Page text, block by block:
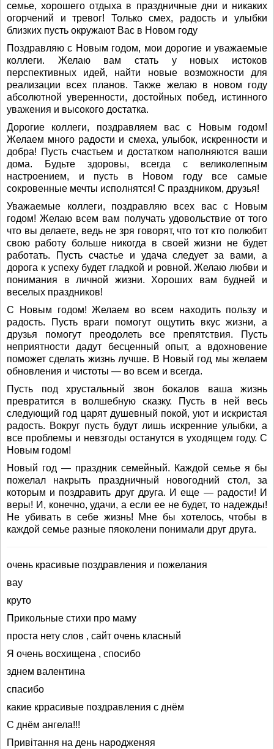
семье, хорошего отдыха в праздничные дни и никаких
огорчений и тревог! Только смех, радость и улыбки
близких пусть окружают Вас в Новом году
Поздравляю с Новым годом, мои дорогие и уважаемые
коллеги. Желаю вам стать у новых истоков
перспективных идей, найти новые возможности для
реализации всех планов. Также желаю в новом году
абсолютной уверенности, достойных побед, истинного
уважения и высокого достатка.
Дорогие коллеги, поздравляем вас с Новым годом!
Желаем много радости и смеха, улыбок, искренности и
добра! Пусть счастьем и достатком наполняются ваши
дома. Будьте здоровы, всегда с великолепным
настроением, и пусть в Новом году все самые
сокровенные мечты исполнятся! С праздником, друзья!
Уважаемые коллеги, поздравляю всех вас с Новым
годом! Желаю всем вам получать удовольствие от того
что вы делаете, ведь не зря говорят, что тот кто полюбит
свою работу больше никогда в своей жизни не будет
работать. Пусть счастье и удача следует за вами, а
дорога к успеху будет гладкой и ровной. Желаю любви и
понимания в личной жизни. Хороших вам будней и
веселых праздников!
С Новым годом! Желаем во всем находить пользу и
радость. Пусть враги помогут ощутить вкус жизни, а
друзья помогут преодолеть все препятствия. Пусть
неприятности дадут бесценный опыт, а вдохновение
поможет сделать жизнь лучше. В Новый год мы желаем
обновления и чистоты — во всем и всегда.
Пусть под хрустальный звон бокалов ваша жизнь
превратится в волшебную сказку. Пусть в ней весь
следующий год царят душевный покой, уют и искристая
радость. Вокруг пусть будут лишь искренние улыбки, а
все проблемы и невзгоды останутся в уходящем году. С
Новым годом!
Новый год — праздник семейный. Каждой семье я бы
пожелал накрыть праздничный новогодний стол, за
которым и поздравить друг друга. И еще — радости! И
веры! И, конечно, удачи, а если ее не будет, то надежды!
Не убивать в себе жизнь! Мне бы хотелось, чтобы в
каждой семье разные пяоколени понимали друг друга.
очень красивые поздравления и пожелания
вау
круто
Прикольные стихи про маму
проста нету слов , сайт очень класный
Я очень восхищена , спосибо
зднем валентина
спасибо
какие кррасивые поздравления с днём
С днём ангела!!!
Привітання на день народженяя